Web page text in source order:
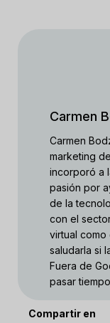
Carmen
Carmen
marketing
incorporó a
pasión por
de la
con el
virtual como
saludarla si
Fuera de
pasar
Compartir en